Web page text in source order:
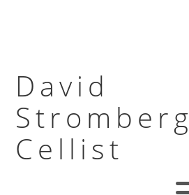
David
Stromberg
Cellist